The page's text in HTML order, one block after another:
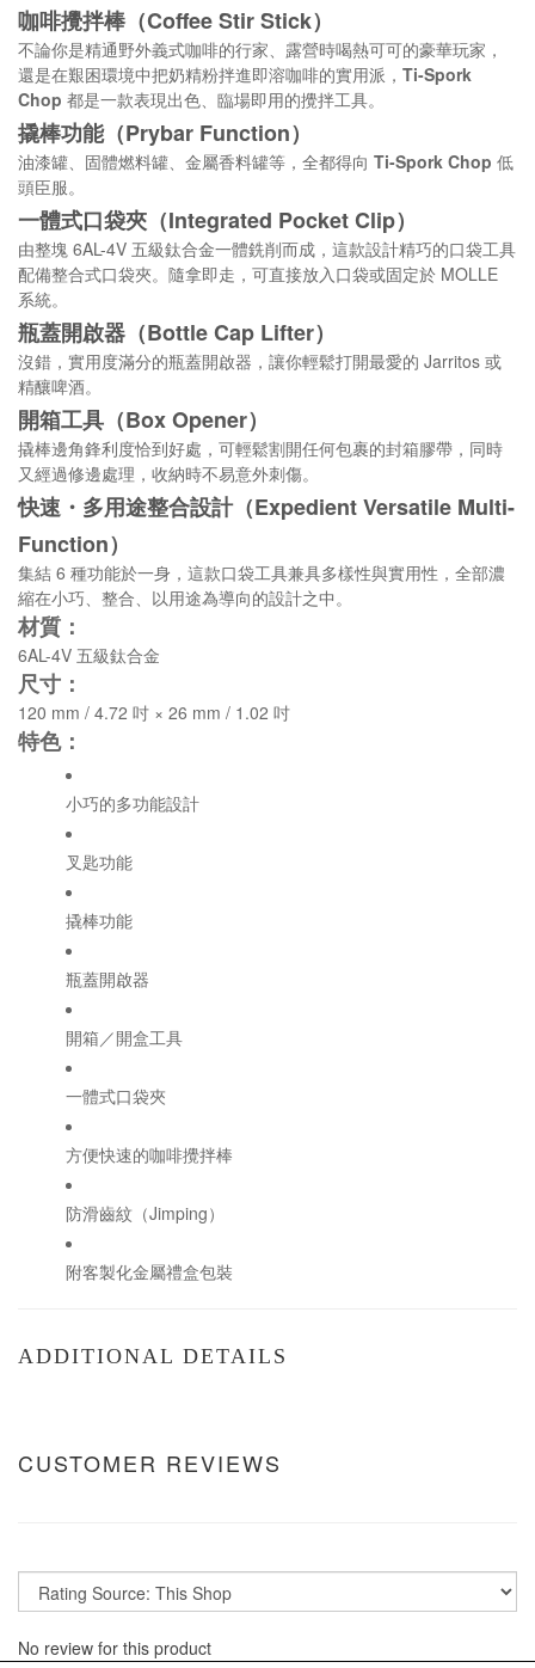
咖啡攪拌棒（Coffee Stir Stick）
不論你是精通野外義式咖啡的行家、露營時喝熱可可的豪華玩家，
還是在艱困環境中把奶精粉拌進即溶咖啡的實用派， Ti-Spork
Chop 都是一款表現出色、臨場即用的攪拌工具。
撬棒功能（Prybar Function）
油漆罐、固體燃料罐、金屬香料罐等，全都得向 Ti-Spork Chop 低
頭臣服。
一體式口袋夾（Integrated Pocket Clip）
由整塊 6AL-4V 五級鈦合金一體銑削而成，這款設計精巧的口袋工具
配備整合式口袋夾。隨拿即走，可直接放入口袋或固定於 MOLLE
系統。
瓶蓋開啟器（Bottle Cap Lifter）
沒錯，實用度滿分的瓶蓋開啟器，讓你輕鬆打開最愛的 Jarritos 或
精釀啤酒。
開箱工具（Box Opener）
撬棒邊角鋒利度恰到好處，可輕鬆割開任何包裹的封箱膠帶，同時
又經過修邊處理，收納時不易意外刺傷。
快速・多用途整合設計（Expedient Versatile Multi-
Function）
集結 6 種功能於一身，這款口袋工具兼具多樣性與實用性，全部濃
縮在小巧、整合、以用途為導向的設計之中。
材質：
6AL-4V 五級鈦合金
尺寸：
120 mm / 4.72 吋 × 26 mm / 1.02 吋
特色：
小巧的多功能設計
叉匙功能
撬棒功能
瓶蓋開啟器
開箱／開盒工具
一體式口袋夾
方便快速的咖啡攪拌棒
防滑齒紋（Jimping）
附客製化金屬禮盒包裝
ADDITIONAL DETAILS
CUSTOMER REVIEWS
No review for this product